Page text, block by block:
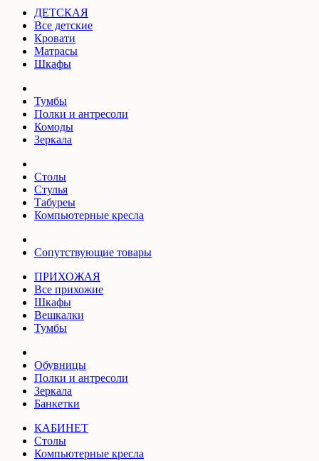
ДЕТСКАЯ
Все детские
Кровати
Матрасы
Шкафы
Тумбы
Полки и антресоли
Комоды
Зеркала
Столы
Стулья
Табуреы
Компьютерные кресла
Сопутствующие товары
ПРИХОЖАЯ
Все прихожие
Шкафы
Вешкалки
Тумбы
Обувницы
Полки и антресоли
Зеркала
Банкетки
КАБИНЕТ
Столы
Компьютерные кресла